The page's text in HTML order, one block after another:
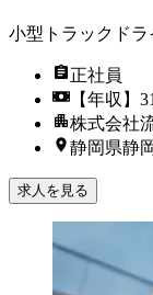
小型トラックドラ
正社員
【年収】
株式会社
静岡県静
求人を見る